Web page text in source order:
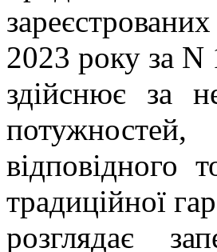
2023 року за
здійснює за
відповідного
традиційної
розглядає